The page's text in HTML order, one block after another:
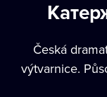
Česká
výtvarnice.